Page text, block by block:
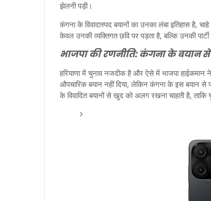
झेलनी पड़ी।
कंगना के विवादास्पद बयानों का उनका लंबा इतिहास है,
केवल उनकी व्यक्तिगत छवि पर पड़ता है, बल्कि उनकी
भाजपा की रणनीति: कंगना के बयान से
हरियाणा में चुनाव नजदीक है और ऐसे में भाजपा
औपचारिक बयान नहीं दिया, लेकिन कंगना के इस बयान से
के विवादित बयानों से खुद को अलग रखना चाहती है,